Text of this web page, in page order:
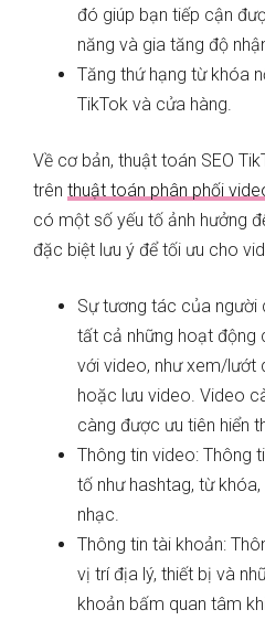
đó giúp bạn tiếp cận
năng và gia tăng độ
Tăng thứ hạng từ khóa
TikTok và cửa hàng.
Về cơ bản, thuật toán SEO
trên thuật toán phân phối
có một số yếu tố ảnh hưởng
đặc biệt lưu ý để tối ưu cho
Sự tương tác của người
tất cả những hoạt động
với video, như xem/lướt
hoặc lưu video. Video
càng được ưu tiên hiển
Thông tin video: Thông
tố như hashtag, từ
nhạc.
Thông tin tài khoản:
vị trí địa lý, thiết bị và
khoản bấm quan tâm